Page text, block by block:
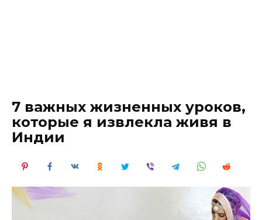
7 важных жизненных уроков,
которые я извлекла живя в
Индии